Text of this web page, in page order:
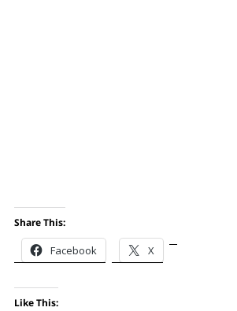
Share This:
Facebook X
Like This: